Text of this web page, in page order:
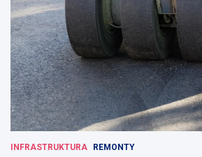
INFRASTRUKTURA REMONTY